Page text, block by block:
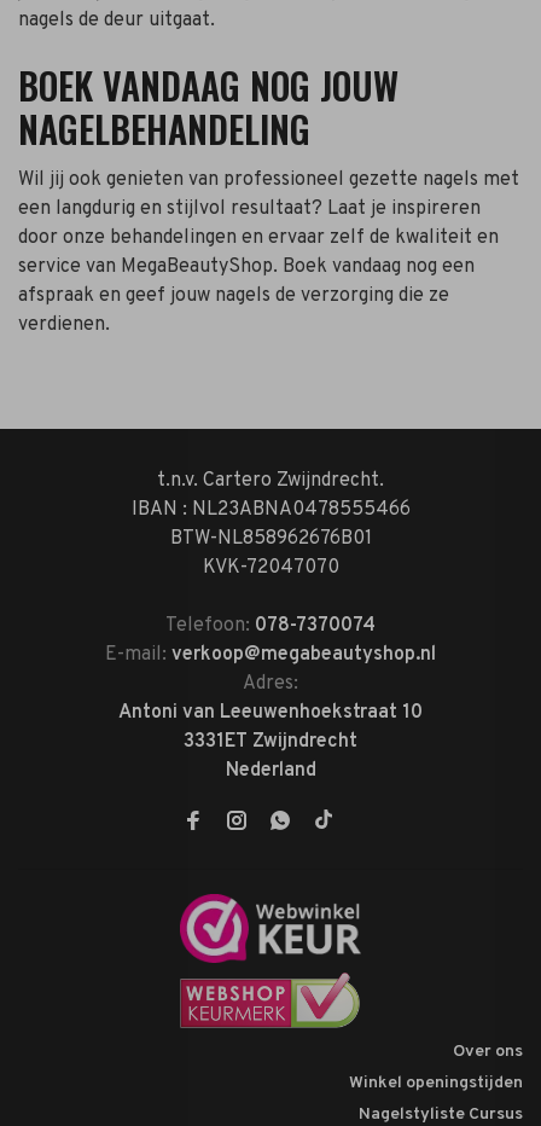
nagels de deur uitgaat.
BOEK VANDAAG NOG JOUW
NAGELBEHANDELING
Wil jij ook genieten van professioneel gezette nagels met
een langdurig en stijlvol resultaat? Laat je inspireren
door onze behandelingen en ervaar zelf de kwaliteit en
service van MegaBeautyShop. Boek vandaag nog een
afspraak en geef jouw nagels de verzorging die ze
verdienen.
t.n.v. Cartero Zwijndrecht.
IBAN : NL23ABNA0478555466
BTW-NL858962676B01
KVK-72047070
Telefoon: 078-7370074
E-mail: verkoop@megabeautyshop.nl
Adres:
Antoni van Leeuwenhoekstraat 10
3331ET Zwijndrecht
Nederland
Over ons
Winkel openingstijden
Nagelstyliste Cursus